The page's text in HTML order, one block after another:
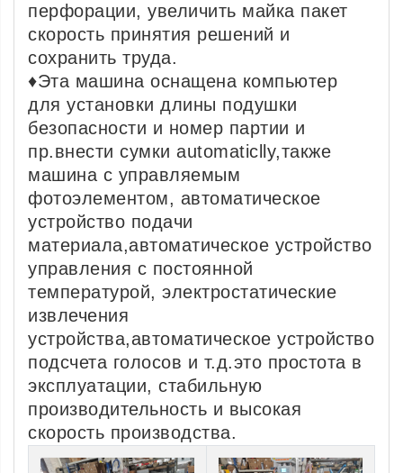
перфорации, увеличить майка пакет
скорость принятия решений и
сохранить труда.
♦Эта машина оснащена компьютер
для установки длины подушки
безопасности и номер партии и
пр.внести сумки automaticlly,также
машина с управляемым
фотоэлементом, автоматическое
устройство подачи
материала,автоматическое устройство
управления с постоянной
температурой, электростатические
извлечения
устройства,автоматическое устройство
подсчета голосов и т.д.это простота в
эксплуатации, стабильную
производительность и высокая
скорость производства.